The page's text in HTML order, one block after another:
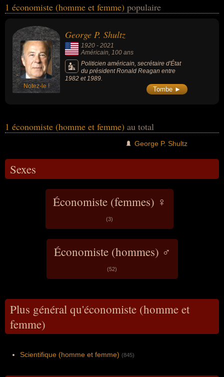
la politique ou de la science. Ces célébrités peuvent également
secrétaire d'état. En ce qui concerne leurs nationalités au moment
de leurs morts, ils peuvent avoir été américain par exemple.
1 économiste (homme et femme) populaire
Notez-le !
George P. Shultz
1920 - 2021
Américain, 100 ans
Politicien américain, secrétaire d'État
du président Ronald Reagan entre
1982 et 1989.
Tombe ►
1 économiste (homme et femme) au total
George P. Shultz
Sexes
Économiste (femmes) ♀
(3)
Économiste (hommes) ♂
(52)
Plus général qu'économiste (homme et
femme)
Scientifique (homme et femme) (845)